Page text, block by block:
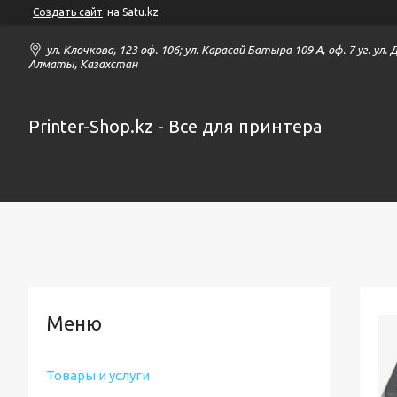
Создать сайт на Satu.kz
ул. Клочкова, 123 оф. 106; ул. Карасай Батыра 109 А, оф. 7 уг. ул.
Алматы, Казахстан
Printer-Shop.kz - Все для принтера
Товары и услуги